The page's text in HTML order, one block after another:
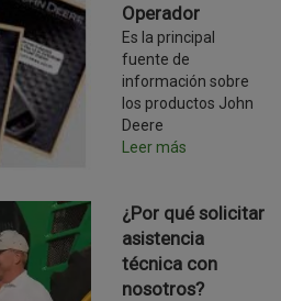
Operador
Es la principal
fuente de
información sobre
los productos John
Deere
Leer más
¿Por qué solicitar
asistencia
técnica con
nosotros?